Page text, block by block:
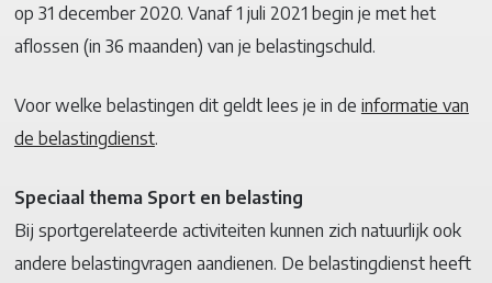
op 31 december 2020. Vanaf 1 juli 2021 begin je met het
aflossen (in 36 maanden) van je belastingschuld.
Voor welke belastingen dit geldt lees je in de informatie van
de belastingdienst.
Speciaal thema Sport en belasting
Bij sportgerelateerde activiteiten kunnen zich natuurlijk ook
andere belastingvragen aandienen. De belastingdienst heeft